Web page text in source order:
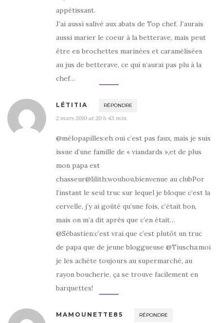
appétissant.
J’ai aussi salivé aux abats de Top chef. J’aurais
aussi marier le coeur à la betterave, mais peut
être en brochettes marinées et caramélisées
au jus de betterave, ce qui n’aurai pas plu à la
chef…
LÉTITIA RÉPONDRE
2 mars 2010 at 20 h 43 min
@mélopapilles:eh oui c’est pas faux, mais je suis
issue d’une famille de « viandards »,et de plus
mon papa est
chasseur@lilith:wouhou,bienvenue au clubPor
l’instant le seul truc sur lequel je bloque c’est la
cervelle, j’y ai goûté qu’une fois, c’était bon,
mais on m’a dit après que c’en était…
@Sébastien:c’est vrai que c’est plutôt un truc
de papa que de jeune bloggueuse @Tiuscha:moi
je les achète toujours au supermarché, au
rayon boucherie, ça se trouve facilement en
barquettes!
MAMOUNETTE85 RÉPONDRE